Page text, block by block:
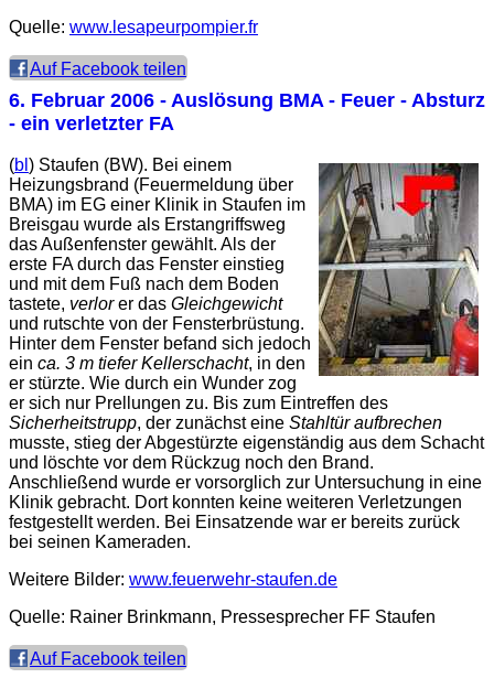
Quelle: www.lesapeurpompier.fr
Auf Facebook teilen
6. Februar 2006 - Auslösung BMA - Feuer - Absturz
- ein verletzter FA
(bl ) Staufen (BW). Bei einem
Heizungsbrand (Feuermeldung über
BMA) im EG einer Klinik in Staufen im
Breisgau wurde als Erstangriffsweg
das Außenfenster gewählt. Als der
erste FA durch das Fenster einstieg
und mit dem Fuß nach dem Boden
tastete, verlorer das Gleichgewicht
und rutschte von der Fensterbrüstung.
Hinter dem Fenster befand sich jedoch
ein ca. 3 m tiefer Kellerschacht, in den
er stürzte. Wie durch ein Wunder zog
er sich nur Prellungen zu. Bis zum Eintreffen des
Sicherheitstrupp, der zunächst eine Stahltür aufbrechen
musste, stieg der Abgestürzte eigenständig aus dem Schacht
und löschte vor dem Rückzug noch den Brand.
Anschließend wurde er vorsorglich zur Untersuchung in eine
Klinik gebracht. Dort konnten keine weiteren Verletzungen
festgestellt werden. Bei Einsatzende war er bereits zurück
bei seinen Kameraden.
Weitere Bilder: www.feuerwehr-staufen.de
Quelle: Rainer Brinkmann, Pressesprecher FF Staufen
Auf Facebook teilen